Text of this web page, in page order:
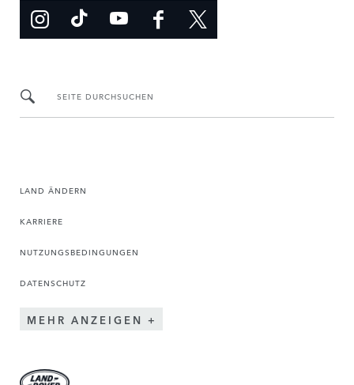
SEITE DURCHSUCHEN
LAND ÄNDERN
KARRIERE
NUTZUNGSBEDINGUNGEN
DATENSCHUTZ
MEHR ANZEIGEN